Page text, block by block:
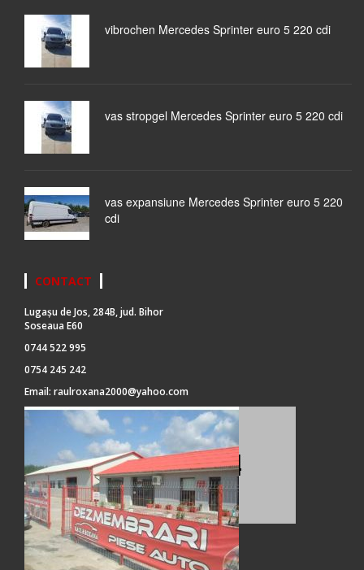
vibrochen Mercedes Sprinter euro 5 220 cdi
vas stropgel Mercedes Sprinter euro 5 220 cdi
vas expansiune Mercedes Sprinter euro 5 220
cdi
CONTACT
Lugașu de Jos, 284B, jud. Bihor
Soseaua E60
0744 522 995
0754 245 242
Email: raulroxana2000@yahoo.com